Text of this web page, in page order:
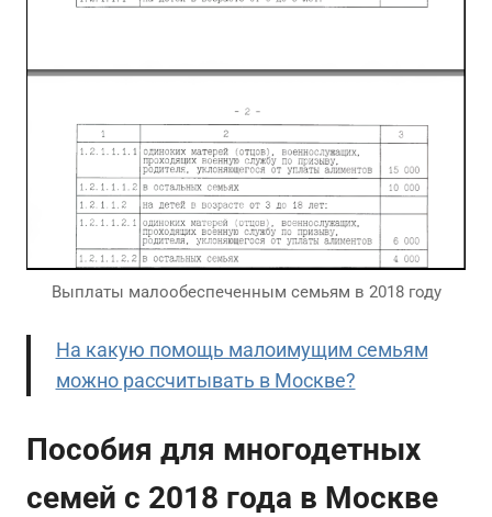
Выплаты малообеспеченным семьям в 2018 году
На какую помощь малоимущим семьям
можно рассчитывать в Москве?
Пособия для многодетных
семей с 2018 года в Москве